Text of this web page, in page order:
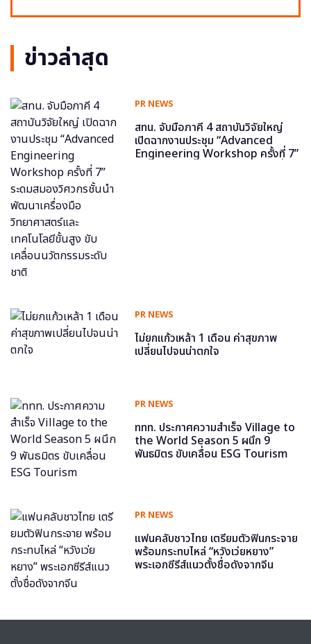
ข่าวล่าสุด
PR NEWS
สทน. จับมือภาคี 4 สถาบันวิจัยใหญ่
เปิดฉากงานประชุม “Advanced
Engineering Workshop ครั้งที่ 7”
PR NEWS
ไม่ยกแก้วเหล้า 1 เดือน ค่าสุขภาพ
เปลี่ยนไปจนน่าตกใจ
PR NEWS
ททท. ประกาศความสำเร็จ Village to
the World Season 5 ผนึก 9
พันธมิตร ขับเคลื่อน ESG Tourism
PR NEWS
แฟนคลับชาวไทย เตรียมตัวฟินกระจาย
พร้อมกระทบไหล่ “หวังเว่ยหยาง”
พระเอกซีรีส์แนวตั้งชื่อดังจากจีน